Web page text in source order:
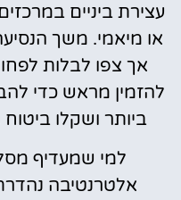
עצירת ביניים במרכזים
או מיאמי. משך
להזמין מראש כדי
ביותר ושקלו
למי שמעדיף
אלטרנטיבה